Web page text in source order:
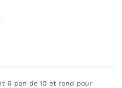
6 pan de 10 et rond pour